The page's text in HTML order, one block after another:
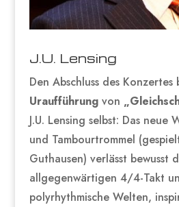
J.U. Lensing
Den Abschluss des
Uraufführungvon
J.U. Lensing selbst: Das neue
und Tambourtrommel
Guthausen) verlässt bewusst
allgegenwärtigen 4/4-Takt
polyrhythmische Welten,